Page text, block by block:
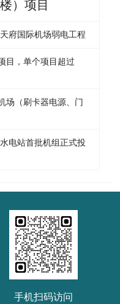
）项目
府国际机场弱电工程
目，单个项目超过
场（刷卡器电源、门
电站首批机组正式投
手机扫码访问